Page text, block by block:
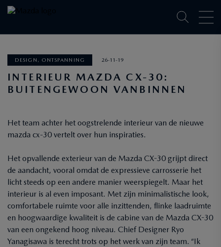
DESIGN, ONTSPANNING 26-11-19
INTERIEUR MAZDA CX-30:
BUITENGEWOON VANBINNEN
Het team achter het oogstrelende interieur van de nieuwe
mazda cx-30 vertelt over hun inspiraties.
Het opvallende exterieur van de Mazda CX-30 grijpt direct
de aandacht, vooral omdat de expressieve carrosserie het
licht steeds op een andere manier weerspiegelt. Maar het
interieur is al even imposant. Met zijn minimalistische look,
comfortabele ruimte voor alle inzittenden, flinke laadruimte
en hoogwaardige kwaliteit is de cabine van de Mazda CX-30
van een ongekend hoog niveau. Chief Designer Ryo
Yanagisawa is terecht trots op het werk van zijn team. “Ik